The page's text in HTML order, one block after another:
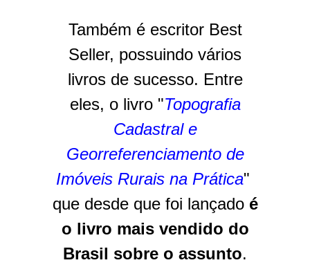
Também é escritor Best
Seller, possuindo vários
livros de sucesso. Entre
eles, o livro "Topografia
Cadastral e
Georreferenciamento de
Imóveis Rurais na Prática"
que desde que foi lançado é
o livro mais vendido do
Brasil sobre o assunto.